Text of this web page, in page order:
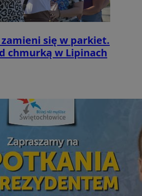
zamieni się w parkiet.
chmurką w Lipinach